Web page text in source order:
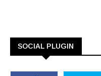
SOCIAL PLUGIN